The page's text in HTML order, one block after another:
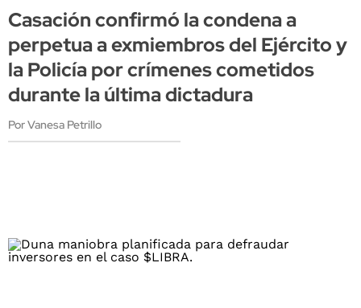
Casación confirmó la condena a
perpetua a exmiembros del Ejército y
la Policía por crímenes cometidos
durante la última dictadura
Por Vanesa Petrillo